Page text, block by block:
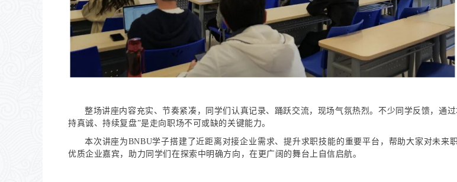
整场讲座内容充实、节奏紧凑，同学们认真记录、踊跃交流，现场气氛热烈。不少同学反馈，通
持真诚、持续复盘”是走向职场不可或缺的关键能力。
本次讲座为BNBU学子搭建了近距离对接企业需求、提升求职技能的重要平台，帮助大家对未
优质企业嘉宾，助力同学们在探索中明确方向，在更广阔的舞台上自信启航。